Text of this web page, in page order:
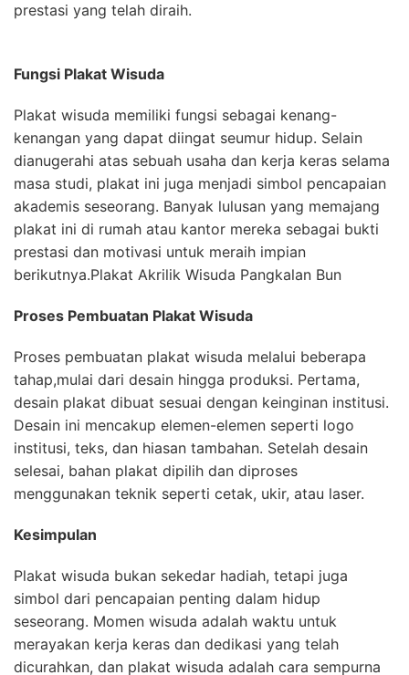
prestasi yang telah diraih.
Fungsi Plakat Wisuda
Plakat wisuda memiliki fungsi sebagai kenang-
kenangan yang dapat diingat seumur hidup. Selain
dianugerahi atas sebuah usaha dan kerja keras selama
masa studi, plakat ini juga menjadi simbol pencapaian
akademis seseorang. Banyak lulusan yang memajang
plakat ini di rumah atau kantor mereka sebagai bukti
prestasi dan motivasi untuk meraih impian
berikutnya.Plakat Akrilik Wisuda Pangkalan Bun
Proses Pembuatan Plakat Wisuda
Proses pembuatan plakat wisuda melalui beberapa
tahap,mulai dari desain hingga produksi. Pertama,
desain plakat dibuat sesuai dengan keinginan institusi.
Desain ini mencakup elemen-elemen seperti logo
institusi, teks, dan hiasan tambahan. Setelah desain
selesai, bahan plakat dipilih dan diproses
menggunakan teknik seperti cetak, ukir, atau laser.
Kesimpulan
Plakat wisuda bukan sekedar hadiah, tetapi juga
simbol dari pencapaian penting dalam hidup
seseorang. Momen wisuda adalah waktu untuk
merayakan kerja keras dan dedikasi yang telah
dicurahkan, dan plakat wisuda adalah cara sempurna